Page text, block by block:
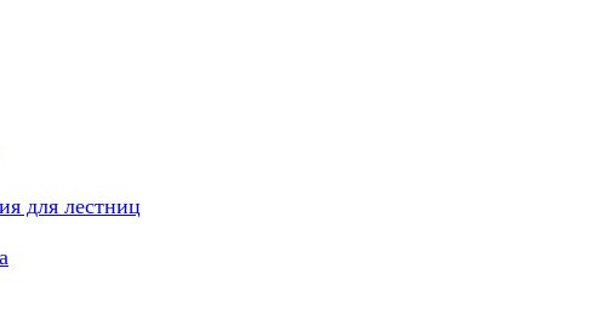
для лестниц